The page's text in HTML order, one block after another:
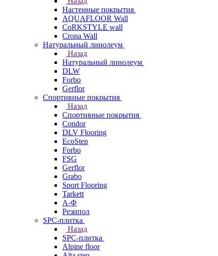
Настенные покрытия
AQUAFLOOR Wall
CoRKSTYLE wall
Crona Wall
Натуральный линолеум
Назад
Натуральный линолеум
DLW
Forbo
Gerflor
Спортивные покрытия
Назад
Спортивные покрытия
Condor
DLV Flooring
EcoStep
Forbo
FSG
Gerflor
Grabo
Sport Flooring
Tarkett
А-Ф
Резипол
SPC-плитка
Назад
SPC-плитка
Alpine floor